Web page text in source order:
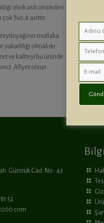
oleik asit cinsinden
çok %0,8 asittir.
mutlaka
yakarlılığı olmalıdır.
ve kaliteyi bu üründe
Afiyet olsun.
Gümrük Cad. No : 43
52